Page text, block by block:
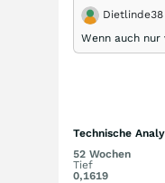
Wenn auch
Technische
52 Wochen
Tief
0,1619